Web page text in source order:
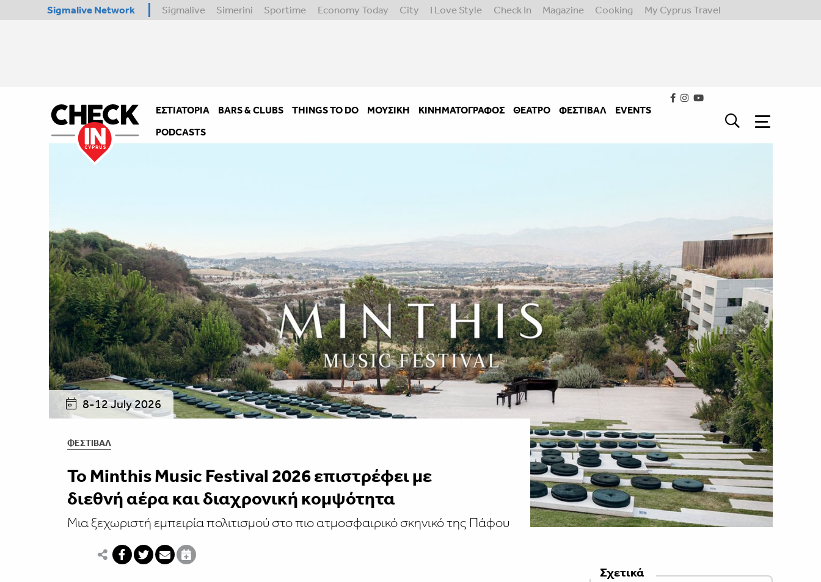
Sigmalive Network Sigmalive Simerini Sportime Economy Today City I Love Style Check In Magazine Cooking My Cyprus Travel
ΕΣΤΙΑΤΌΡΙΑ BARS & CLUBS THINGS TO DO ΜΟΥΣΙΚΉ ΚΙΝΗΜΑΤΟΓΡΆΦΟΣ ΘΈΑΤΡΟ ΦΕΣΤΙΒΑΛ
EVENTS
PODCASTS
8-12 July 2026
ΦΕΣΤΙΒΑΛ
Το Minthis Music Festival 2026 επιστρέφει με
διεθνή αέρα και διαχρονική κομψότητα
Μια ξεχωριστή εμπειρία πολιτισμού στο πιο ατμοσφαιρικό σκηνικό της Πάφου
Σχετικά